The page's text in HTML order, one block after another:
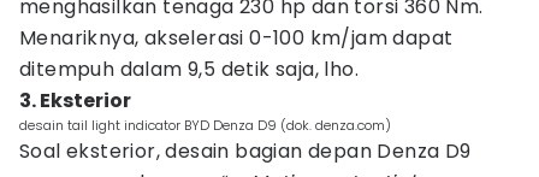
menghasilkan tenaga 230 hp dan torsi 360 Nm.
Menariknya, akselerasi 0-100 km/jam dapat
ditempuh dalam 9,5 detik saja, lho.
3. Eksterior
desain tail light indicator BYD Denza D9 (dok. denza.com)
Soal eksterior, desain bagian depan Denza D9